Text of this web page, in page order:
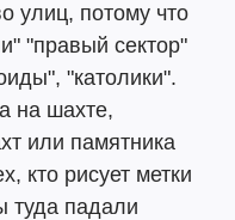
улиц, потому что
"правый сектор"
"католики".
на шахте,
или памятника
кто рисует метки
туда падали